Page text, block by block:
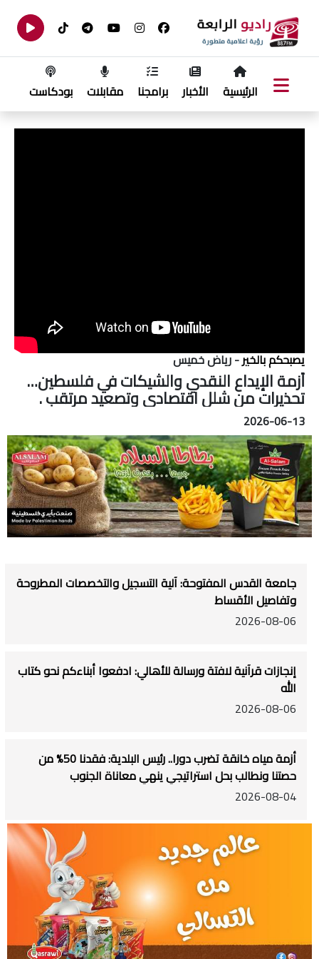
الرئيسية الأخبار برامجنا مقابلات بودكاست
يصبحكم بالخير- رياض خميس
أزمة الإيداع النقدي والشيكات في فلسطين…
تحذيرات من شلل اقتصادي وتصعيد مرتقب .
2026-06-13
جامعة القدس المفتوحة: آلية التسجيل والتخصصات المطروحة
وتفاصيل الأقساط
2026-08-06
إنجازات قرآنية لافتة ورسالة للأهالي: ادفعوا أبناءكم نحو كتاب
الله
2026-08-06
أزمة مياه خانقة تضرب دورا.. رئيس البلدية: فقدنا 50% من
حصتنا ونطالب بحل استراتيجي ينهي معاناة الجنوب
2026-08-04